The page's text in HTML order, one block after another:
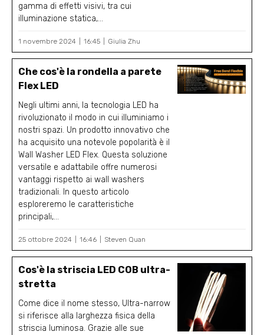
gamma di effetti visivi, tra cui
illuminazione statica,...
1 novembre 2024 16:45 Giulia Zhu
Che cos'è la rondella a parete
Flex LED
Negli ultimi anni, la tecnologia LED ha
rivoluzionato il modo in cui illuminiamo i
nostri spazi. Un prodotto innovativo che
ha acquisito una notevole popolarità è il
Wall Washer LED Flex. Questa soluzione
versatile e adattabile offre numerosi
vantaggi rispetto ai wall washers
tradizionali. In questo articolo
esploreremo le caratteristiche
principali,...
25 ottobre 2024 16:46 Steven Quan
Cos'è la striscia LED COB ultra-
stretta
Come dice il nome stesso, Ultra-narrow
si riferisce alla larghezza fisica della
striscia luminosa. Grazie alle sue